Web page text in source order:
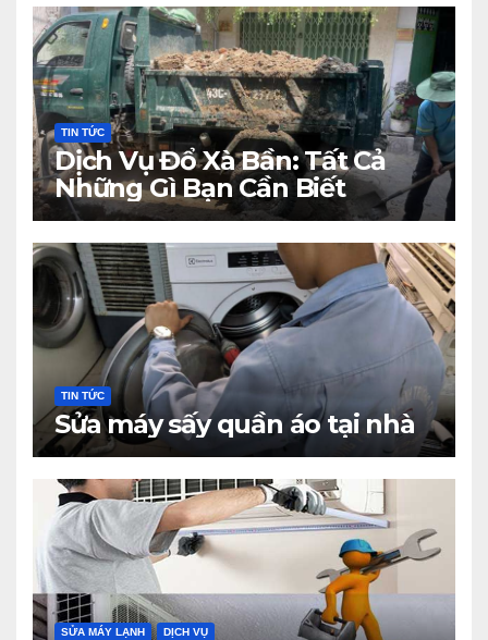
TIN TỨC
Dịch Vụ Đổ Xà Bần: Tất Cả
Những Gì Bạn Cần Biết
TIN TỨC
Sửa máy sấy quần áo tại nhà
SỬA MÁY LẠNH DỊCH VỤ